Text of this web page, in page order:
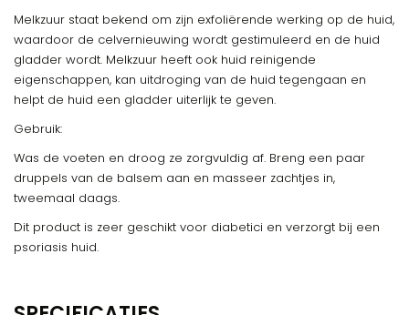
Melkzuur staat bekend om zijn exfoliërende werking op de huid,
waardoor de celvernieuwing wordt gestimuleerd en de huid
gladder wordt. Melkzuur heeft ook huid reinigende
eigenschappen, kan uitdroging van de huid tegengaan en
helpt de huid een gladder uiterlijk te geven.
Gebruik:
Was de voeten en droog ze zorgvuldig af. Breng een paar
druppels van de balsem aan en masseer zachtjes in,
tweemaal daags.
Dit product is zeer geschikt voor diabetici en verzorgt bij een
psoriasis huid.